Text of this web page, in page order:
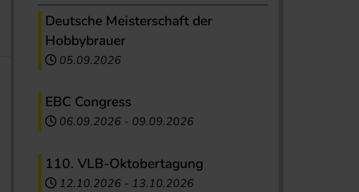
Deutsche Meisterschaft der
Hobbybrauer
05.09.2026
EBC Congress
06.09.2026 - 09.09.2026
110. VLB-Oktobertagung
12.10.2026 - 13.10.2026